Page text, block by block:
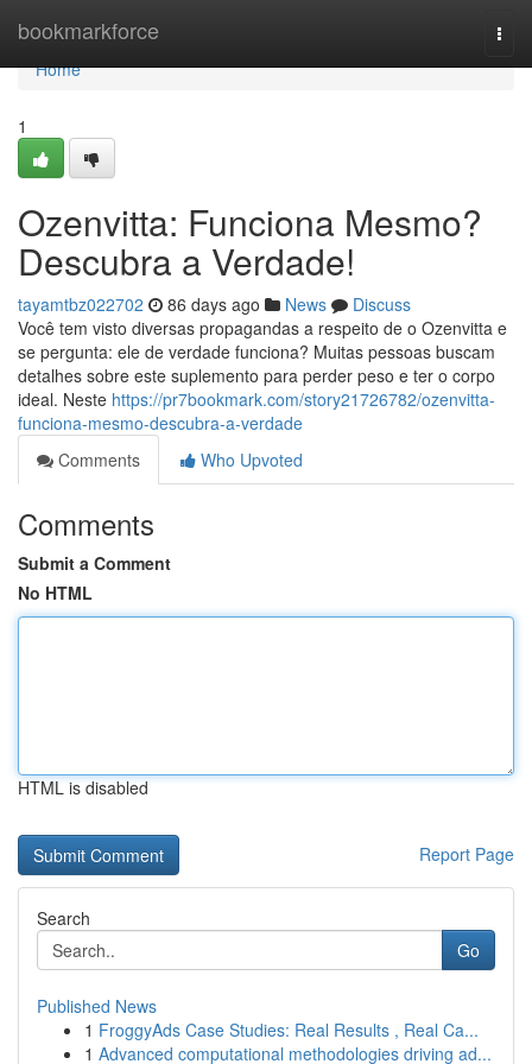
bookmarkforce
Home
Home
1
Ozenvitta: Funciona Mesmo?
Descubra a Verdade!
tayamtbz022702 86 days ago News
Discuss
Você tem visto diversas propagandas a respeito de o Ozenvitta e
se pergunta: ele de verdade funciona? Muitas pessoas buscam
detalhes sobre este suplemento para perder peso e ter o corpo
ideal. Neste https://pr7bookmark.com/story21726782/ozenvitta-
funciona-mesmo-descubra-a-verdade
Comments
Who Upvoted
Comments
Submit a Comment
No HTML
HTML is disabled
Report Page
Search
Go
Published News
1 FroggyAds Case Studies: Real Results , Real Ca...
1 Advanced computational methodologies driving ad...